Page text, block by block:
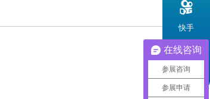
快手
头条
在线咨询
参展咨询
参展申请